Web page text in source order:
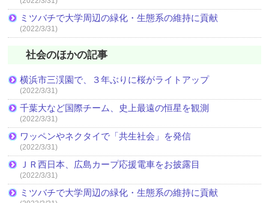
ミツバチで大学周辺の緑化・生態系の維持に貢献
(2022/3/31)
社会のほかの記事
横浜市三渓園で、３年ぶりに桜がライトアップ
(2022/3/31)
千葉大など国際チーム、史上最遠の恒星を観測
(2022/3/31)
ワッペンやネクタイで「共生社会」を発信
(2022/3/31)
ＪＲ西日本、広島カープ応援電車をお披露目
(2022/3/31)
ミツバチで大学周辺の緑化・生態系の維持に貢献